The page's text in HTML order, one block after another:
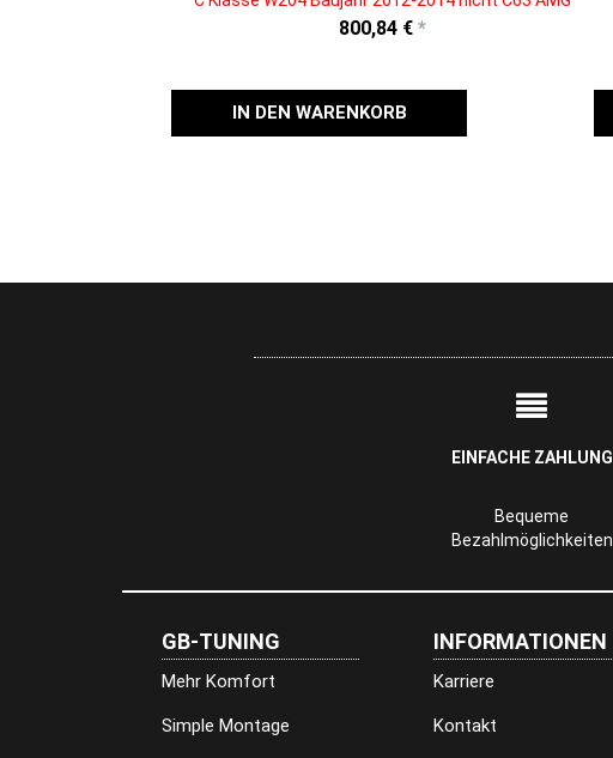
800,84 € *
IN DEN WARENKORB
EINFACHE ZAHLUNG
Bequeme
Bezahlmöglichkeiten
GB-TUNING
Mehr Komfort
Simple Montage
INFORMATIONEN
Karriere
Kontakt